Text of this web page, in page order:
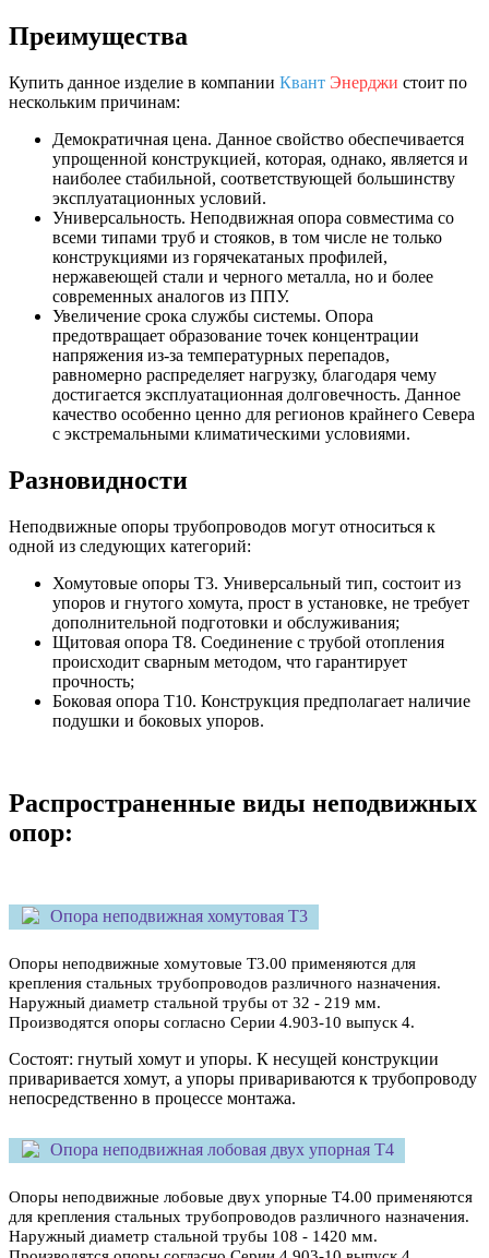
Преимущества
Купить данное изделие в компании Квант Энерджи стоит по
нескольким причинам:
Демократичная цена. Данное свойство обеспечивается
упрощенной конструкцией, которая, однако, является и
наиболее стабильной, соответствующей большинству
эксплуатационных условий.
Универсальность. Неподвижная опора совместима со
всеми типами труб и стояков, в том числе не только
конструкциями из горячекатаных профилей,
нержавеющей стали и черного металла, но и более
современных аналогов из ППУ.
Увеличение срока службы системы. Опора
предотвращает образование точек концентрации
напряжения из-за температурных перепадов,
равномерно распределяет нагрузку, благодаря чему
достигается эксплуатационная долговечность. Данное
качество особенно ценно для регионов крайнего Севера
с экстремальными климатическими условиями.
Разновидности
Неподвижные опоры трубопроводов могут относиться к
одной из следующих категорий:
Хомутовые опоры Т3. Универсальный тип, состоит из
упоров и гнутого хомута, прост в установке, не требует
дополнительной подготовки и обслуживания;
Щитовая опора Т8. Соединение с трубой отопления
происходит сварным методом, что гарантирует
прочность;
Боковая опора Т10. Конструкция предполагает наличие
подушки и боковых упоров.
Распространенные виды неподвижных
опор:
Опора неподвижная хомутовая Т3
Опоры неподвижные хомутовые Т3.00 применяются для
крепления стальных трубопроводов различного назначения.
Наружный диаметр стальной трубы от 32 - 219 мм.
Производятся опоры согласно Серии 4.903-10 выпуск 4.
Состоят: гнутый хомут и упоры. К несущей конструкции
приваривается хомут, а упоры привариваются к трубопроводу
непосредственно в процессе монтажа.
Опора неподвижная лобовая двух упорная Т4
Опоры неподвижные лобовые двух упорные Т4.00 применяются
для крепления стальных трубопроводов различного назначения.
Наружный диаметр стальной трубы 108 - 1420 мм.